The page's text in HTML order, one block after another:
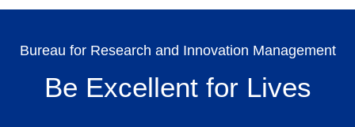
Bureau for Research and Innovation Management
Be Excellent for Lives